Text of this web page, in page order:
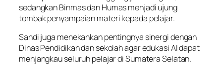
sedangkan Binmas dan Humas menjadi ujung
tombak penyampaian materi kepada pelajar.
Sandi juga menekankan pentingnya sinergi dengan
Dinas Pendidikan dan sekolah agar edukasi AI dapat
menjangkau seluruh pelajar di Sumatera Selatan.